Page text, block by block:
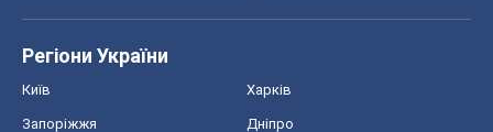
Регіони України
Київ Харків
Запоріжжя Дніпро